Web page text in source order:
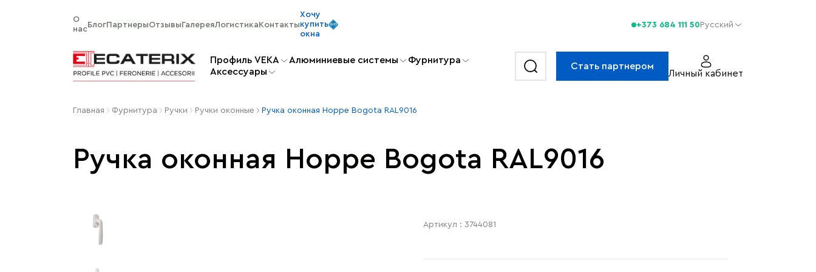
О
нас
БлогПартнерыОтзывыГалереяЛогистикаКонтакты
Хочу
купить
окна
+373 684 111 50Русский
Профиль VEKA Алюминиевые системы
Фурнитура
Aксессуары
Стать партнером
Личный кабинет
Главная Фурнитура Ручки Ручки оконные Ручка оконная Hoppe Bogota RAL9016
Ручка оконная Hoppe Bogota RAL9016
Артикул : 3744081